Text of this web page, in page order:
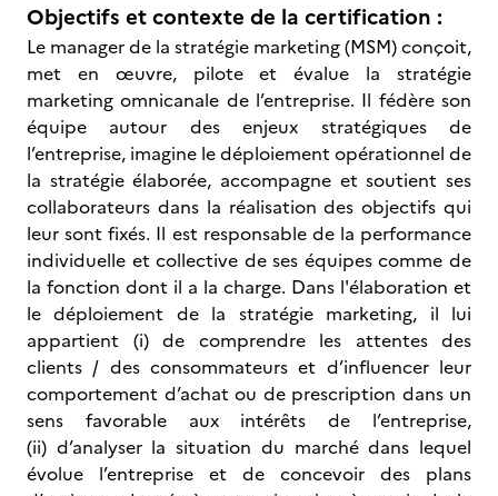
Objectifs et contexte de la certification :
Le manager de la stratégie marketing (MSM) conçoit,
met en œuvre, pilote et évalue la stratégie
marketing omnicanale de l’entreprise. Il fédère son
équipe autour des enjeux stratégiques de
l’entreprise, imagine le déploiement opérationnel de
la stratégie élaborée, accompagne et soutient ses
collaborateurs dans la réalisation des objectifs qui
leur sont fixés. Il est responsable de la performance
individuelle et collective de ses équipes comme de
la fonction dont il a la charge. Dans l'élaboration et
le déploiement de la stratégie marketing, il lui
appartient (i) de comprendre les attentes des
clients / des consommateurs et d’influencer leur
comportement d’achat ou de prescription dans un
sens favorable aux intérêts de l’entreprise,
(ii) d’analyser la situation du marché dans lequel
évolue l’entreprise et de concevoir des plans